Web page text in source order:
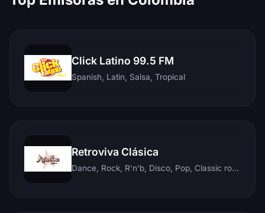
Click Latino 99.5 FM
Spanish, Latin, Salsa, Tropical
Retroviva Clásica
Dance, Rock, R'n'b, Disco, Pop, Classic rock, Techno, Reggae